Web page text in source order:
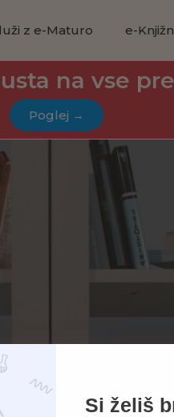
z e-Maturo e-
na vse
Poglej →
Si želiš